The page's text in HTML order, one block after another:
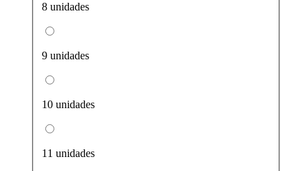
8 unidades
9 unidades
10 unidades
11 unidades